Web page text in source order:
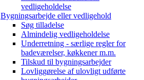
vedligeholdelse
Bygningsarbejde eller vedligehold
Søg tilladelse
Almindelig vedligeholdelse
Underretning - særlige regler for
badeværelser, køkkener m.m.
Tilskud til bygningsarbejder
Lovliggørelse af ulovligt udførte